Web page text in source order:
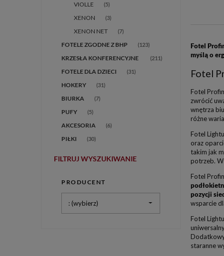
VIOLLE (5)
XENON (3)
XENON NET (7)
FOTELE ZGODNE Z BHP (123)
(211)
FOTELE DLA DZIECI (31)
HOKERY (31)
BIURKA (7)
PUFY (5)
AKCESORIA (6)
PIŁKI (30)
FILTRUJ WYSZUKIWANIE
PRODUCENT
: (wybierz)
Fotel
myślą o
Fotel
Fotel
zwrócić
wnętrza
różne
Fotel
oraz
takim jak
potrzeb.
Fotel
pozycji
wsparcie
Fotel
staranne